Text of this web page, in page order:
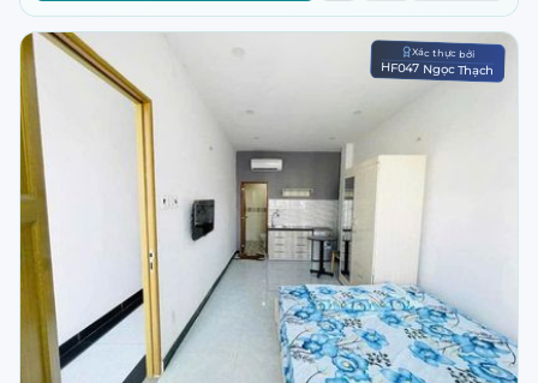
Xác thực bởi
HF047 Ngọc Thạch